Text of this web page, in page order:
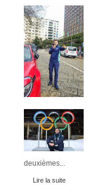
deuxièmes...
Lire la suite